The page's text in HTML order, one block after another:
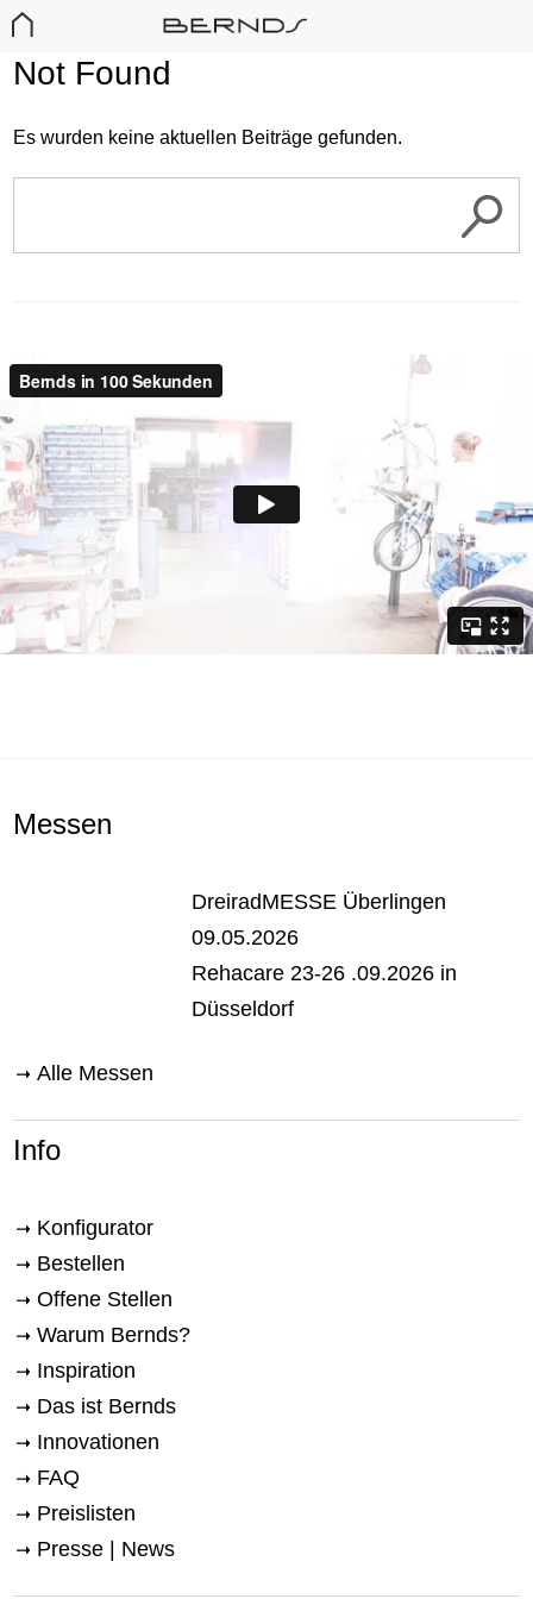
Not Found
Es wurden keine aktuellen Beiträge gefunden.
Messen
DreiradMESSE Überlingen
09.05.2026
Rehacare 23-26 .09.2026 in
Düsseldorf
Alle Messen
Info
Konfigurator
Bestellen
Offene Stellen
Warum Bernds?
Inspiration
Das ist Bernds
Innovationen
FAQ
Preislisten
Presse | News